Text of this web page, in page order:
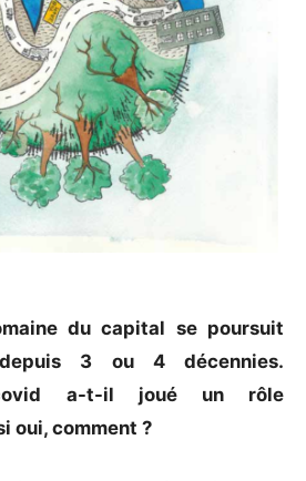
du capital se poursuit
depuis 3 ou 4 décennies.
a-t-il joué un rôle
oui, comment ?